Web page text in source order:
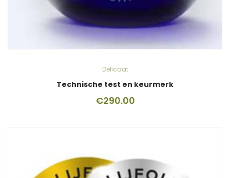
Delicaat
Technische test en keurmerk
€290.00